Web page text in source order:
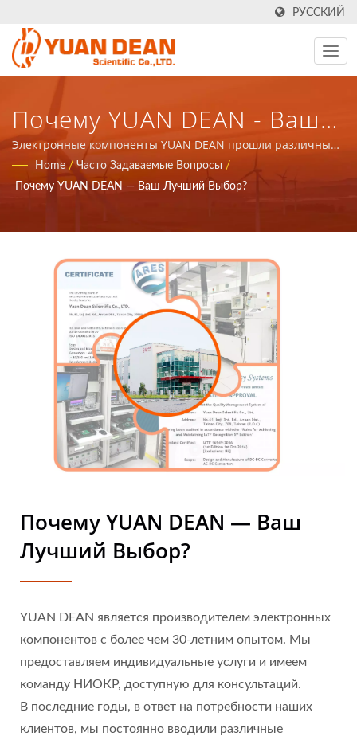
РУССКИЙ
Почему YUAN DEAN - Ваш
Лучший Выбор? -
Тайваньский
Магнитных Компонентов |
YUAN DEAN SCIENTIFIC CO.,
Электронные компоненты YUAN DEAN прошли различные
сертификации. | YDS была основана в 1990 году в Тайчжун,
Тайвань, а наша фабрика Ho Mao electronics была основана
Home / Часто Задаваемые Вопросы /
Почему YUAN DEAN — Ваш Лучший Выбор?
Почему YUAN DEAN — Ваш
Лучший Выбор?
YUAN DEAN является производителем электронных
компонентов с более чем 30-летним опытом. Мы
предоставляем индивидуальные услуги и имеем
команду НИОКР, доступную для консультаций.
В последние годы, в ответ на потребности наших
клиентов, мы постоянно вводили различные